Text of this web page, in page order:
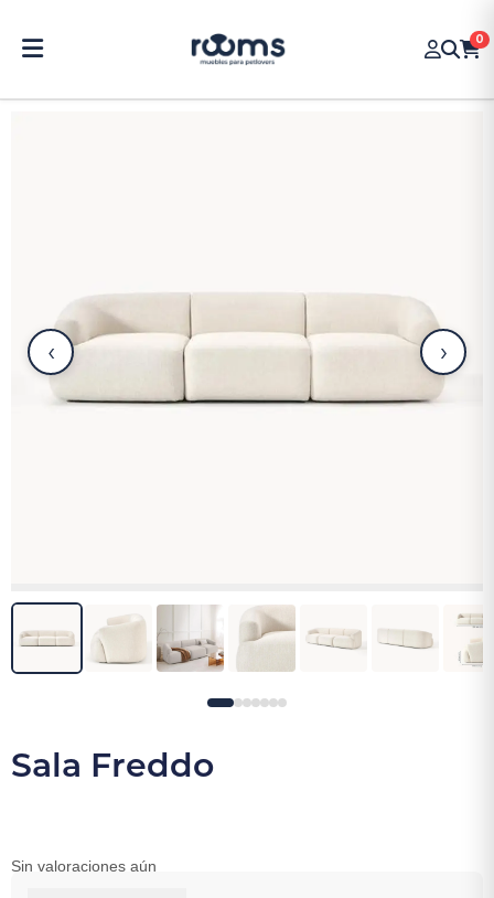
0
‹ ›
Sala Freddo
Sin valoraciones aún